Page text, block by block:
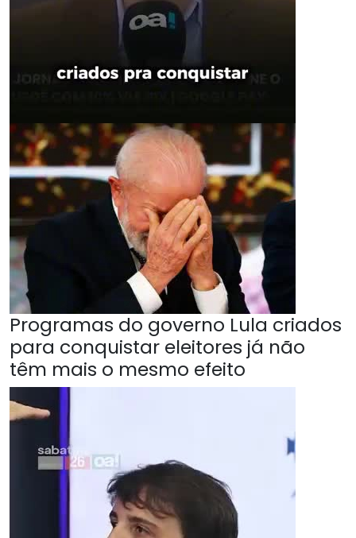
Programas do governo Lula criados
para conquistar eleitores já não
têm mais o mesmo efeito